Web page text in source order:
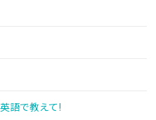
語で教えて!